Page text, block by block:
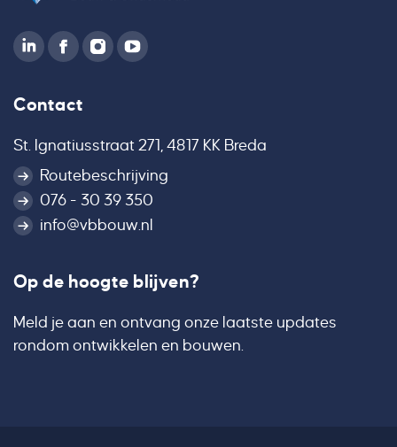
Contact
St. Ignatiusstraat 271, 4817 KK Breda
Routebeschrijving
076 - 30 39 350
info@vbbouw.nl
Op de hoogte blijven?
Meld je aan en ontvang onze laatste updates
rondom ontwikkelen en bouwen.